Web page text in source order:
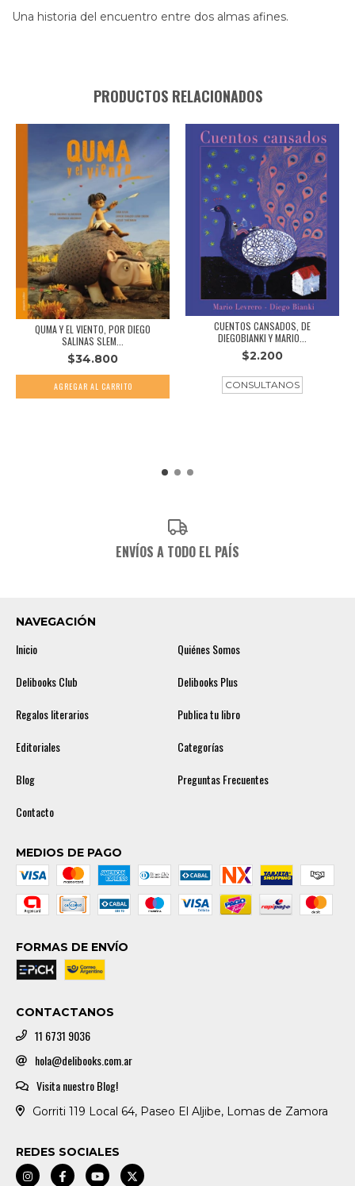
Una historia del encuentro entre dos almas afines.
PRODUCTOS RELACIONADOS
QUMA Y EL VIENTO, POR DIEGO
SALINAS SLEM...
$34.800
CUENTOS CANSADOS, DE
DIEGOBIANKI Y MARIO...
$2.200
ENVÍOS A TODO EL PAÍS
NAVEGACIÓN
Inicio
Quiénes Somos
Delibooks Club
Delibooks Plus
Regalos literarios
Publica tu libro
Editoriales
Categorías
Blog
Preguntas Frecuentes
Contacto
MEDIOS DE PAGO
FORMAS DE ENVÍO
CONTACTANOS
11 6731 9036
hola@delibooks.com.ar
Visita nuestro Blog!
Gorriti 119 Local 64, Paseo El Aljibe, Lomas de Zamora
REDES SOCIALES